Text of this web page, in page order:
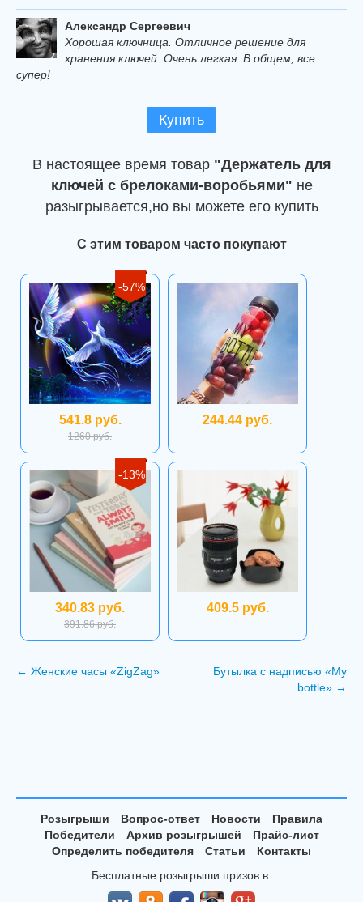
Александр Сергеевич
Хорошая ключница. Отличное решение для
хранения ключей. Очень легкая. В общем, все
супер!
Купить
В настоящее время товар "Держатель для
ключей с брелоками-воробьями" не
разыгрывается,но вы можете его купить
С этим товаром часто покупают
-57%
541.8 руб.
1260 руб.
244.44 руб.
-13%
340.83 руб.
391.86 руб.
409.5 руб.
← Женские часы «ZigZag»
Бутылка с надписью «My
bottle» →
Розыгрыши Вопрос-ответ Новости
Правила
Победители
Архив розыгрышей
Прайс-лист
Определить победителя
Статьи
Контакты
Бесплатные розыгрыши призов в: